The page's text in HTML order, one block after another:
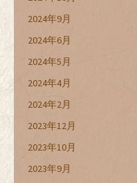
2024年9月
2024年6月
2024年5月
2024年4月
2024年2月
2023年12月
2023年10月
2023年9月